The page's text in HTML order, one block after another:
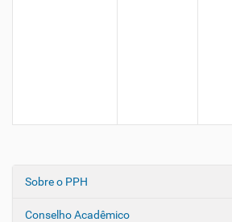
N
Sobre o PPH
Conselho Acadêmico